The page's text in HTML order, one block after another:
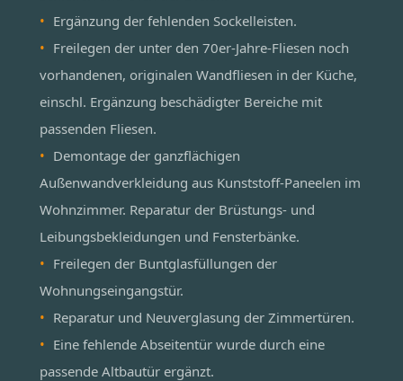
Ergänzung der fehlenden Sockelleisten.
Freilegen der unter den 70er-Jahre-Fliesen noch
vorhandenen, originalen Wandfliesen in der Küche,
einschl. Ergänzung beschädigter Bereiche mit
passenden Fliesen.
Demontage der ganzflächigen
Außenwandverkleidung aus Kunststoff-Paneelen im
Wohnzimmer. Reparatur der Brüstungs- und
Leibungsbekleidungen und Fensterbänke.
Freilegen der Buntglasfüllungen der
Wohnungseingangstür.
Reparatur und Neuverglasung der Zimmertüren.
Eine fehlende Abseitentür wurde durch eine
passende Altbautür ergänzt.